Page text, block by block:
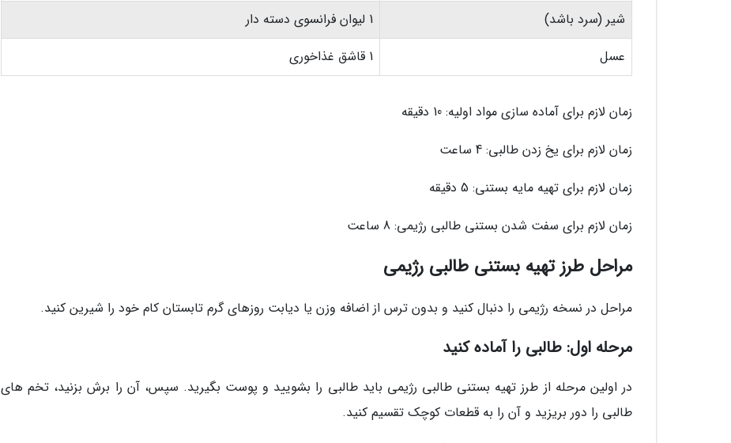
شیر (سرد باشد)
1 لیوان فرانسوی دسته دار
عسل
1 قاشق غذاخوری
زمان لازم برای آماده سازی مواد اولیه: 10 دقیقه
زمان لازم برای یخ زدن طالبی: 4 ساعت
زمان لازم برای تهیه مایه بستنی: 5 دقیقه
زمان لازم برای سفت شدن بستنی طالبی رژیمی: 8 ساعت
مراحل طرز تهیه بستنی طالبی رژیمی
مراحل در نسخه رژیمی را دنبال کنید و بدون ترس از اضافه وزن یا دیابت روزهای گرم تابستان کام خود را شیرین کنید.
مرحله اول: طالبی را آماده کنید
در اولین مرحله از طرز تهیه بستنی طالبی رژیمی باید طالبی را بشویید و پوست بگیرید. سپس، آن را برش بزنید، تخم های
طالبی را دور بریزید و آن را به قطعات کوچک تقسیم کنید.